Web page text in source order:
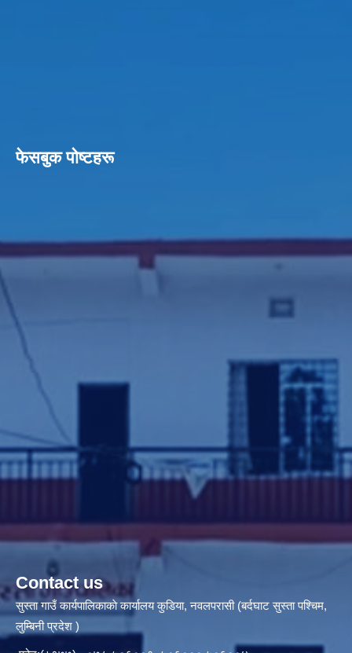
फेसबुक पाेष्टहरू
Contact us
सुस्ता गाउँ कार्यपालिकाकाे कार्यालय कुडिया, नवलपरासी (बर्दघाट सुस्ता पश्चिम,
लुम्बिनी प्रदेश )